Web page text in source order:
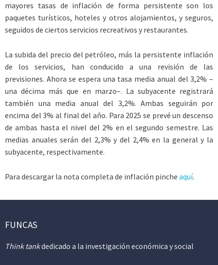
mayores tasas de inflación de forma persistente son los
paquetes turísticos, hoteles y otros alojamientos, y seguros,
seguidos de ciertos servicios recreativos y restaurantes.
La subida del precio del petróleo, más la persistente inflación
de los servicios, han conducido a una revisión de las
previsiones. Ahora se espera una tasa media anual del 3,2% –
una décima más que en marzo–. La subyacente registrará
también una media anual del 3,2%. Ambas seguirán por
encima del 3% al final del año. Para 2025 se prevé un descenso
de ambas hasta el nivel del 2% en el segundo semestre. Las
medias anuales serán del 2,3% y del 2,4% en la general y la
subyacente, respectivamente.
Para descargar la nota completa de inflación pinche aquí.
FUNCAS
Think tankdedicado a la investigación económica y social